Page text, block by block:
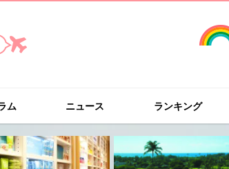
ム ニュース ランキング